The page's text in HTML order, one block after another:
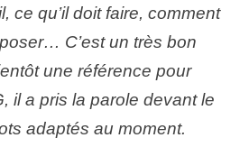
ce qu’il doit faire, comment
C’est un très bon
une référence pour
il a pris la parole devant le
adaptés au moment.